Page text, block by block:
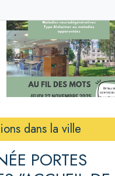
dans la ville
PORTES